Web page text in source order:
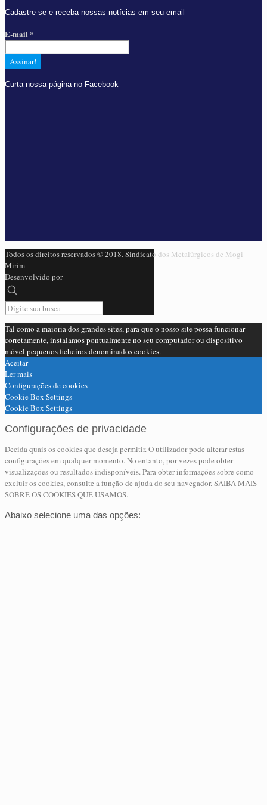
Cadastre-se e receba nossas notícias em seu email
E-mail *
Curta nossa página no Facebook
Todos os direitos reservados © 2018. Sindicato dos Metalúrgicos de Mogi
Mirim
Desenvolvido por
Tal como a maioria dos grandes sites, para que o nosso site possa funcionar
corretamente, instalamos pontualmente no seu computador ou dispositivo
móvel pequenos ficheiros denominados cookies.
Aceitar
Ler mais
Configurações de cookies
Cookie Box Settings
Cookie Box Settings
Configurações de privacidade
Decida quais os cookies que deseja permitir. O utilizador pode alterar estas
configurações em qualquer momento. No entanto, por vezes pode obter
visualizações ou resultados indisponíveis. Para obter informações sobre como
excluir os cookies, consulte a função de ajuda do seu navegador. SAIBA MAIS
SOBRE OS COOKIES QUE USAMOS.
Abaixo selecione uma das opções: